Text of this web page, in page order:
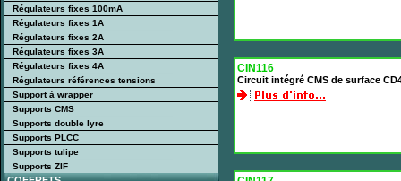
Régulateurs fixes 100mA
Régulateurs fixes 1A
Régulateurs fixes 2A
Régulateurs fixes 3A
Régulateurs fixes 4A
Régulateurs références tensions
Support à wrapper
Supports CMS
Supports double lyre
Supports PLCC
Supports tulipe
Supports ZIF
CIN116
Circuit intégré CMS de surface